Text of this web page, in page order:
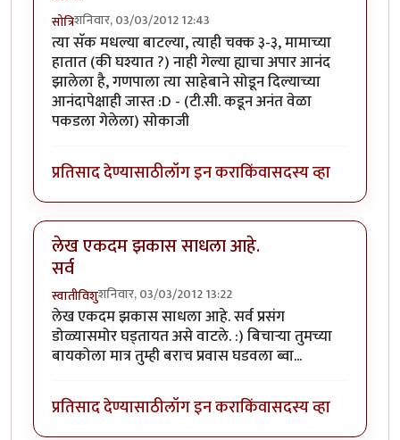
सोत्रिशनिवार, 03/03/2012 12:43
त्या सॅक मधल्या बाटल्या, त्याही चक्क ३-३, मामाच्या
हातात (की घश्यात ?) नाही गेल्या ह्याचा अपार आनंद
झालेला है, गणपाला त्या साहेबाने सोडून दिल्याच्या
आनंदापेक्षाही जास्त :D - (टी.सी. कडून अनंत वेळा
पकडला गेलेला) सोकाजी
प्रतिसाद देण्यासाठीलॉग इन कराकिंवासदस्य व्हा
लेख एकदम झकास साधला आहे.
सर्व
स्वातीविशुशनिवार, 03/03/2012 13:22
लेख एकदम झकास साधला आहे. सर्व प्रसंग
डोळ्यासमोर घड्तायत असे वाटले. :) बिचार्‍या तुमच्या
बायकोला मात्र तुम्ही बराच प्रवास घडवला ब्वा...
प्रतिसाद देण्यासाठीलॉग इन कराकिंवासदस्य व्हा